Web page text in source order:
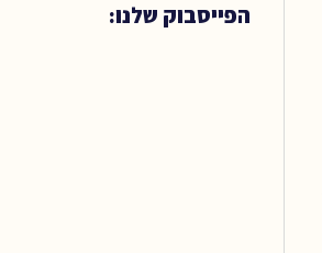
הפייסבוק שלנו: